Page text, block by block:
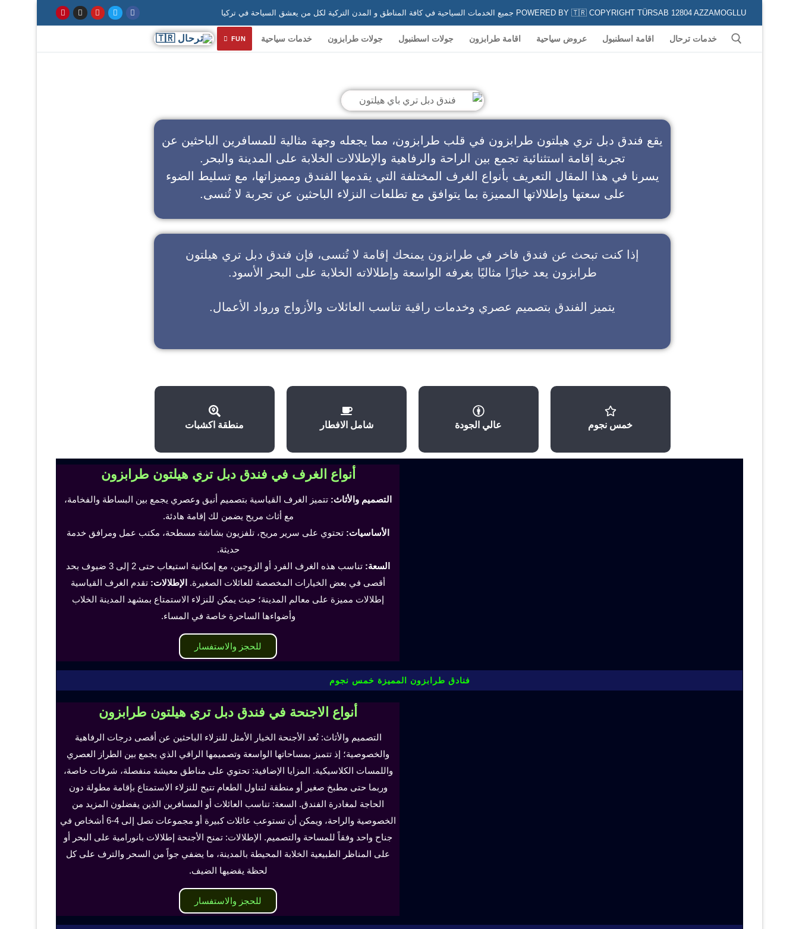
POWERED BY 🇹🇷 COPYRIGHT TÜRSAB 12804 AZZAMOGLLU جميع الخدمات السياحية في كافة المناطق و المدن التركية لكل من يعشق السياحة في تركيا
خدمات ترحال اقامة اسطنبول عروض سياحية اقامة طرابزون جولات اسطنبول جولات طرابزون خدمات سياحية FUN
يقع فندق دبل تري هيلتون طرابزون في قلب طرابزون، مما يجعله وجهة مثالية للمسافرين الباحثين عن
تجربة إقامة استثنائية تجمع بين الراحة والرفاهية والإطلالات الخلابة على المدينة والبحر.
يسرنا في هذا المقال التعريف بأنواع الغرف المختلفة التي يقدمها الفندق ومميزاتها، مع تسليط الضوء
على سعتها وإطلالاتها المميزة بما يتوافق مع تطلعات النزلاء الباحثين عن تجربة لا تُنسى.
إذا كنت تبحث عن فندق فاخر في طرابزون يمنحك إقامة لا تُنسى، فإن فندق دبل تري هيلتون
طرابزون يعد خيارًا مثاليًا بغرفه الواسعة وإطلالاته الخلابة على البحر الأسود.
يتميز الفندق بتصميم عصري وخدمات راقية تناسب العائلات والأزواج ورواد الأعمال.
خمس نجوم عالي الجودة شامل الافطار منطقة اكشبات
أنواع الغرف في فندق دبل تري هيلتون طرابزون
التصميم والأثاث: تتميز الغرف القياسية بتصميم أنيق وعصري يجمع بين البساطة والفخامة،
مع أثاث مريح يضمن لك إقامة هادئة.
الأساسيات: تحتوي على سرير مريح، تلفزيون بشاشة مسطحة، مكتب عمل ومرافق خدمة
حديثة.
السعة:
تناسب هذه الغرف الفرد أو الزوجين، مع إمكانية استيعاب حتى 2 إلى 3 ضيوف بحد
أقصى في بعض الخيارات المخصصة للعائلات الصغيرة. الإطلالات: تقدم الغرف القياسية
إطلالات مميزة على معالم المدينة؛ حيث يمكن للنزلاء الاستمتاع بمشهد المدينة الخلاب
وأضواءها الساحرة خاصة في المساء.
للحجز والاستفسار
فنادق طرابزون المميزة خمس نجوم
أنواع الاجنحة في فندق دبل تري هيلتون طرابزون
التصميم والأثاث: تُعد الأجنحة الخيار الأمثل للنزلاء الباحثين عن أقصى درجات الرفاهية
والخصوصية؛ إذ تتميز بمساحاتها الواسعة وتصميمها الراقي الذي يجمع بين الطراز العصري
واللمسات الكلاسيكية. المزايا الإضافية: تحتوي على مناطق معيشة منفصلة، شرفات خاصة،
وربما حتى مطبخ صغير أو منطقة لتناول الطعام تتيح للنزلاء الاستمتاع بإقامة مطولة دون
الحاجة لمغادرة الفندق. السعة: تناسب العائلات أو المسافرين الذين يفضلون المزيد من
الخصوصية والراحة، ويمكن أن تستوعب عائلات كبيرة أو مجموعات تصل إلى 4-6 أشخاص في
جناح واحد وفقاً للمساحة والتصميم. الإطلالات: تمنح الأجنحة إطلالات بانورامية على البحر أو
على المناظر الطبيعية الخلابة المحيطة بالمدينة، ما يضفي جواً من السحر والترف على كل
لحظة يقضيها الضيف.
للحجز والاستفسار